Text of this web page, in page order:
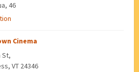
46
Cinema
St,
VT 24346